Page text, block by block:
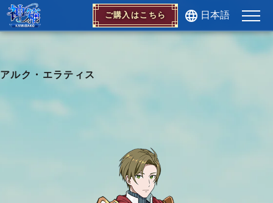
ご購入はこちら 日本語
アルク・エラティス